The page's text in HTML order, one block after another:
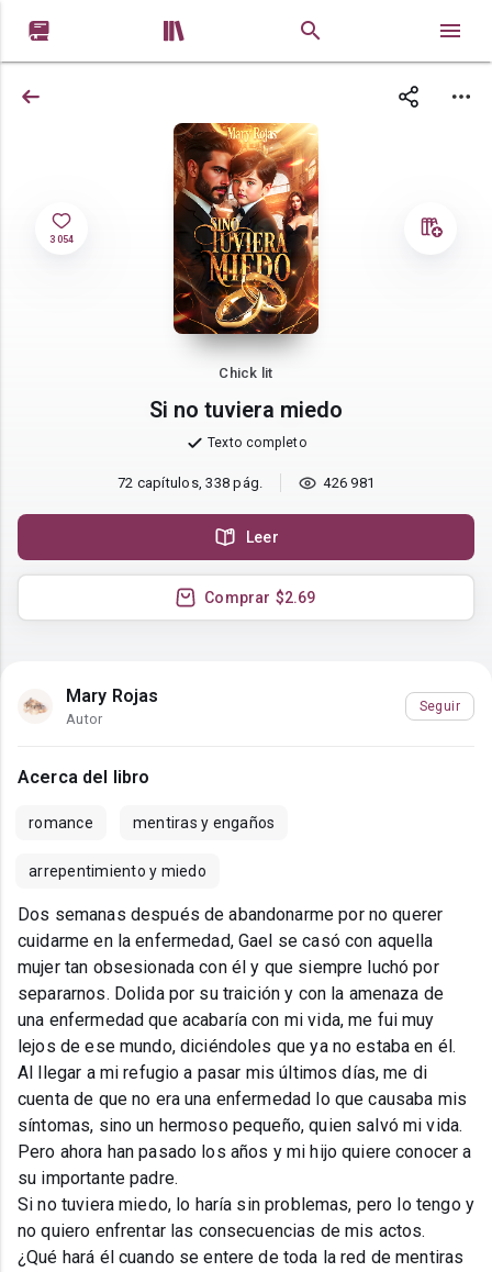
 
3 054
Chick lit
Si no tuviera miedo
Texto completo
72 capítulos, 338 pág. 426 981
Leer
Comprar $2.69
Mary Rojas
Autor
Seguir
Acerca del libro
romance mentiras y engaños
arrepentimiento y miedo
Dos semanas después de abandonarme por no querer
cuidarme en la enfermedad, Gael se casó con aquella
mujer tan obsesionada con él y que siempre luchó por
separarnos. Dolida por su traición y con la amenaza de
una enfermedad que acabaría con mi vida, me fui muy
lejos de ese mundo, diciéndoles que ya no estaba en él.
Al llegar a mi refugio a pasar mis últimos días, me di
cuenta de que no era una enfermedad lo que causaba mis
síntomas, sino un hermoso pequeño, quien salvó mi vida.
Pero ahora han pasado los años y mi hijo quiere conocer a
su importante padre.
Si no tuviera miedo, lo haría sin problemas, pero lo tengo y
no quiero enfrentar las consecuencias de mis actos.
¿Qué hará él cuando se entere de toda la red de mentiras